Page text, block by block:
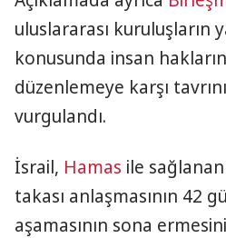
uluslararası kuruluşların
konusunda insan
düzenlemeye karşı
vurgulandı.
İsrail, Hamas ile
takası anlaşmasının 42
aşamasının sona